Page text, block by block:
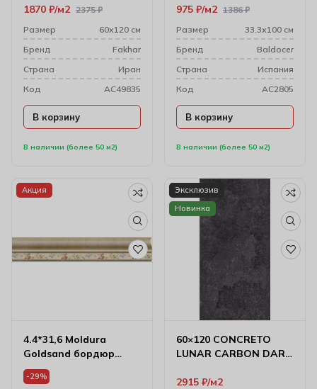
В наличии (более 50 м2)
2375₽
1870 ₽ м2
Размер
60х120 см
Бренд
Fakhar
Cтрана
Иран
Код
AC49835
В корзину
В наличии (более 50 м2)
1386₽
975 ₽ м2
Размер
33.3х100 см
Бренд
Baldocer
Cтрана
Испания
Код
AC2805
В корзину
Акция
4.4*31,6 Moldura
Goldsand бордюр
настенный
-29%
Эксклюзив
Новинка
60×120 CONCRETO
LUNAR CARBON DARK
2915 ₽ м2